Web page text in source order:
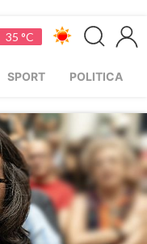
35 °C
SPORT POLITICA